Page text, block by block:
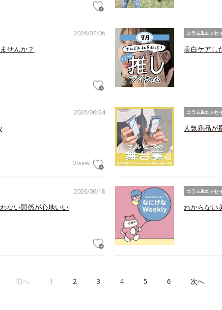
2026/07/06
せんか？
コラム&エッセ
美白ケアし
2026/06/24
0 view
コラム&エッセ
人気商品が
2026/06/18
ない関係が心地いい
コラム&エッセ
わからない
前へ 1 2 3 4 5 6 次へ